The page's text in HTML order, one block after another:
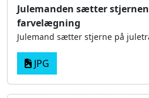
Julemanden sætter
farvelægning
Julemand sætter stjerne på
JPG